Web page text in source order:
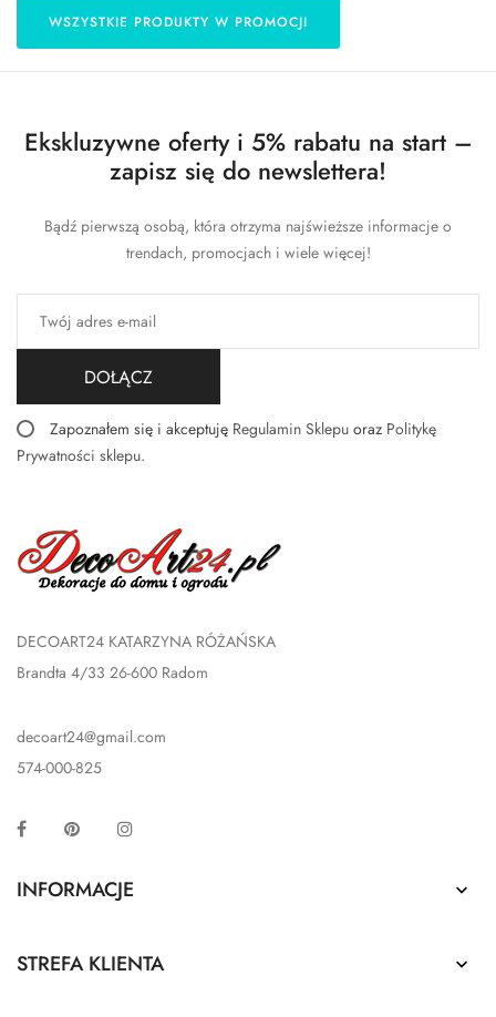
WSZYSTKIE PRODUKTY W PROMOCJI
Ekskluzywne oferty i 5% rabatu na start –
zapisz się do newslettera!
Bądź pierwszą osobą, która otrzyma najświeższe informacje o
trendach, promocjach i wiele więcej!
DOŁĄCZ
Zapoznałem się i akceptuję Regulamin Sklepu oraz Politykę
Prywatności sklepu.
DECOART24 KATARZYNA RÓŻAŃSKA
Brandta 4/33 26-600 Radom
decoart24@gmail.com
574-000-825
Facebook Pinterest
INFORMACJE 
STREFA KLIENTA 